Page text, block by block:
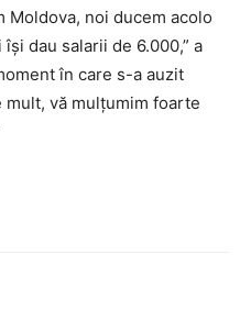
Moldova, noi ducem acolo
dau salarii de 6.000,” a
în care s-a auzit
mult, vă mulțumim foarte